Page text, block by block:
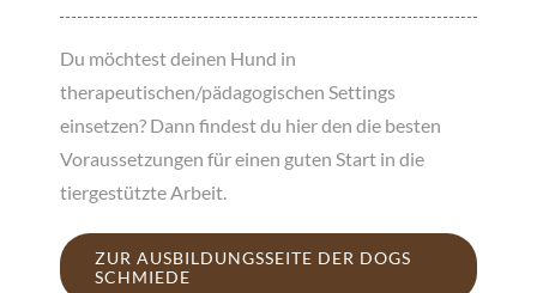
Du möchtest deinen Hund in
therapeutischen/pädagogischen Settings
einsetzen? Dann findest du hier den die besten
Voraussetzungen für einen guten Start in die
tiergestützte Arbeit.
ZUR AUSBILDUNGSSEITE DER DOGS
SCHMIEDE